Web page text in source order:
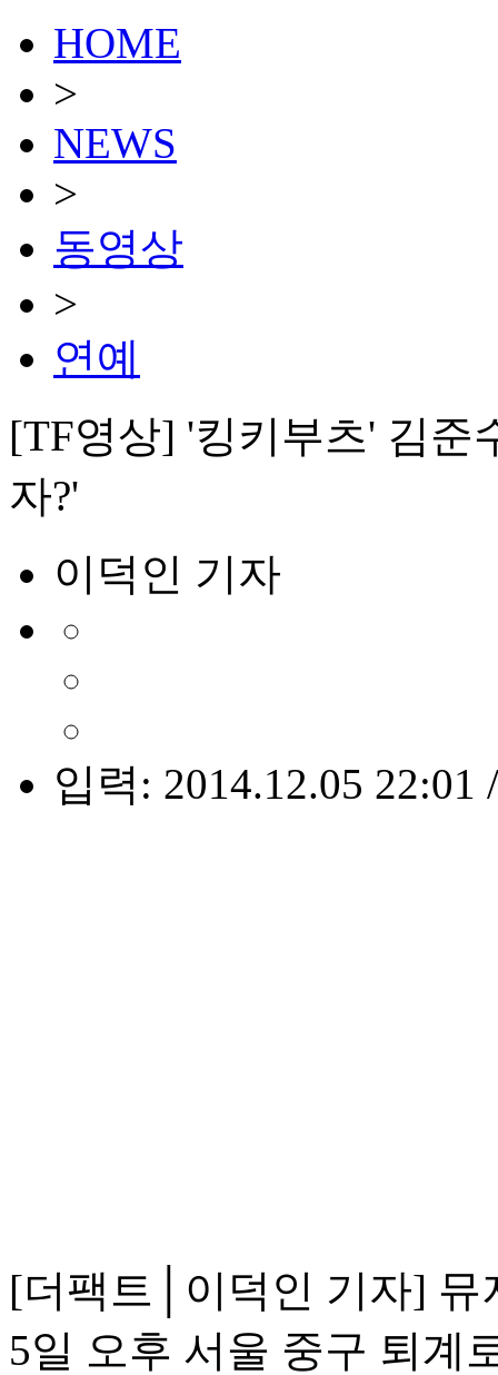
HOME
>
NEWS
>
동영상
>
연예
[TF영상] '킹키부츠' 김준
자?'
이덕인 기자
입력: 2014.12.05 22:01
[더팩트│이덕인 기자] 뮤
5일 오후 서울 중구 퇴계